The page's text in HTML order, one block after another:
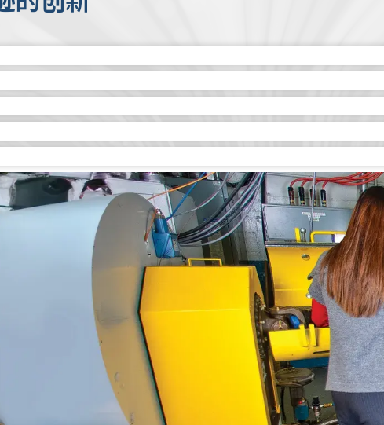
术融入推进解决方案中，以确保它们能更好地服务我们
发展，促进商用车辆和国防车辆行业的进步。艾里逊风
并与之建立合作伙伴关系，以促进商用车辆和工作解决
与柴油、汽油、丙烷、天然气和氢气等多种能源搭配使
。 ，艾里逊一直在投资电气化技术。我们不断扩展电动混
效率并减少碳排放提供支持。
开发，帮助客户更快地将最新产品推向市场。该中心的
，从而节省时间和费用。